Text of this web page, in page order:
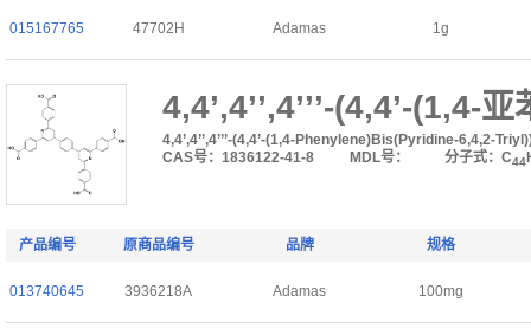
015167765 47702H Adamas 1g
4,4’,4’’,4’’’-(4,4’-(1,4-
4,4’,4’’,4’’’-(4,4’-(1,4-Phenylene)Bis(Pyridine-6,4,2-
CAS号：1836122-41-8
MDL号： 分子式：C44
产品编号 原商品编号 品牌 规格
013740645 3936218A Adamas 100mg